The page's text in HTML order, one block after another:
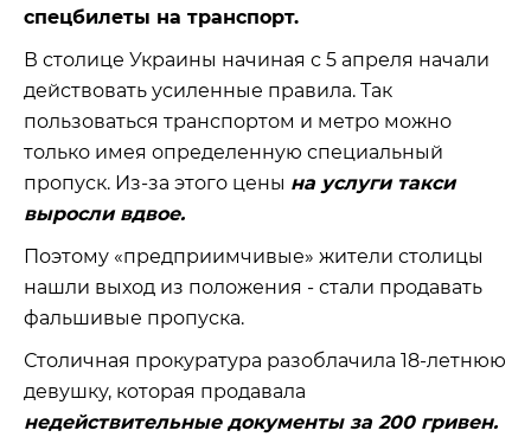
спецбилеты на транспорт.
В столице Украины начиная с 5 апреля начали
действовать усиленные правила. Так
пользоваться транспортом и метро можно
только имея определенную специальный
пропуск. Из-за этого цены на услуги такси
выросли вдвое.
Поэтому «предприимчивые» жители столицы
нашли выход из положения - стали продавать
фальшивые пропуска.
Столичная прокуратура разоблачила 18-летнюю
девушку, которая продавала
недействительные документы за 200 гривен.